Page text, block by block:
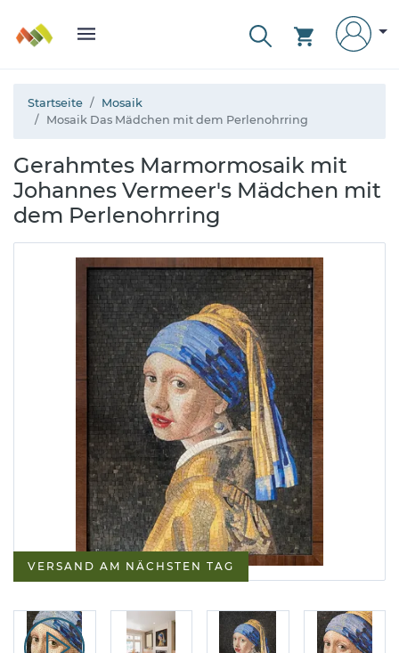
Startseite
Mosaik
Mosaik Das Mädchen mit dem Perlenohrring
Gerahmtes Marmormosaik mit
Johannes Vermeer's Mädchen mit
dem Perlenohrring
VERSAND AM NÄCHSTEN TAG